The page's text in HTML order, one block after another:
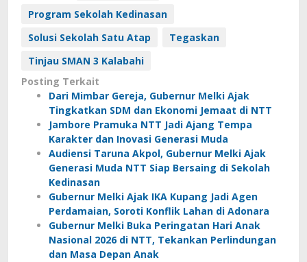
Program Sekolah Kedinasan
Solusi Sekolah Satu Atap
Tegaskan
Tinjau SMAN 3 Kalabahi
Posting Terkait
Dari Mimbar Gereja, Gubernur Melki Ajak
Tingkatkan SDM dan Ekonomi Jemaat di NTT
Jambore Pramuka NTT Jadi Ajang Tempa
Karakter dan Inovasi Generasi Muda
Audiensi Taruna Akpol, Gubernur Melki Ajak
Generasi Muda NTT Siap Bersaing di Sekolah
Kedinasan
Gubernur Melki Ajak IKA Kupang Jadi Agen
Perdamaian, Soroti Konflik Lahan di Adonara
Gubernur Melki Buka Peringatan Hari Anak
Nasional 2026 di NTT, Tekankan Perlindungan
dan Masa Depan Anak